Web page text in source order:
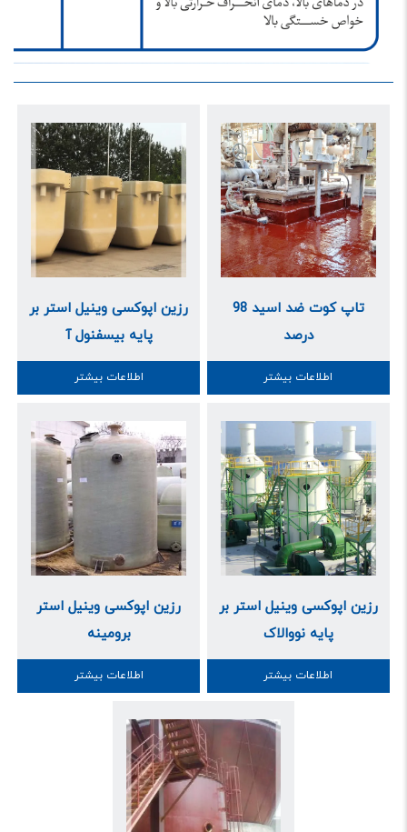
تاپ کوت ضد اسید 98
درصد
اطلاعات بیشتر
رزین اپوکسی وینیل استر بر
پایه بیسفنول آ
اطلاعات بیشتر
رزین اپوکسی وینیل استر بر
پایه نووالاک
اطلاعات بیشتر
رزین اپوکسی وینیل استر
برومینه
اطلاعات بیشتر